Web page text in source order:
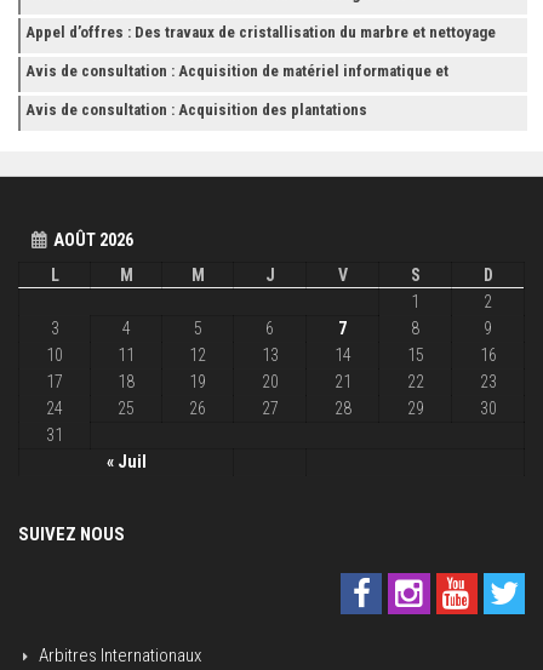
Appel d’offres : Des travaux de cristallisation du marbre et nettoyage
des grès
Avis de consultation : Acquisition de matériel informatique et
Accessoires
Avis de consultation : Acquisition des plantations
AOÛT 2026
L
M M J V S D
« Juil
1
2
3
4 5 6 7 8
9
10
11 12 13 14 15
16
17
18 19 20 21 22
23
24
25 26 27 28 29
30
31
SUIVEZ NOUS
Arbitres Internationaux